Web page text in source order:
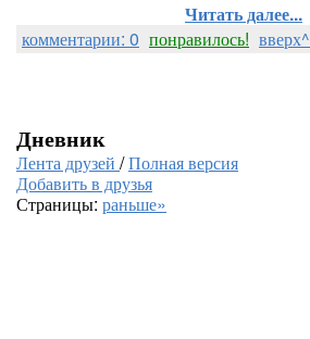
Читать далее...
комментарии: 0 понравилось! вверх^
Дневник
Лента друзей /Полная версия
Добавить в друзья
Страницы: раньше»